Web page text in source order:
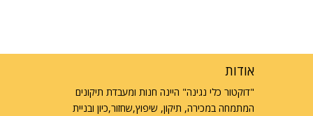
אודות
"דוקטור כלי נגינה" היינה חנות ומעבדת תיקונים
המתמחה במכירה, תיקון, שיפוץ,שחזור,כיון ובניית